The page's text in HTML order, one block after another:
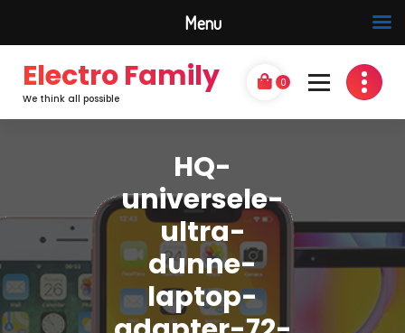
Electro Family
We think all possible
0
HQ-
universele-
ultra-
dunne-
laptop-
Menu